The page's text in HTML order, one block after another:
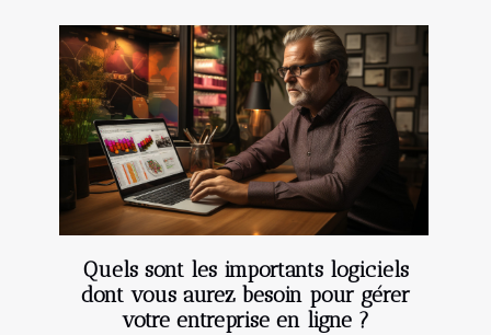
Quels sont les importants logiciels
dont vous aurez besoin pour gérer
votre entreprise en ligne ?